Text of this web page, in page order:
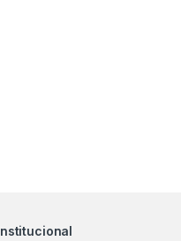
Institucional